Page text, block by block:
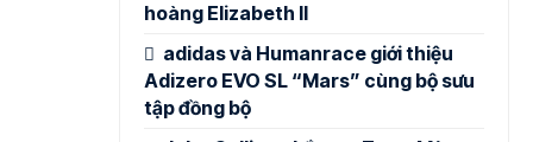
hoàng Elizabeth II
adidas và Humanrace giới thiệu
Adizero EVO SL “Mars” cùng bộ sưu
tập đồng bộ